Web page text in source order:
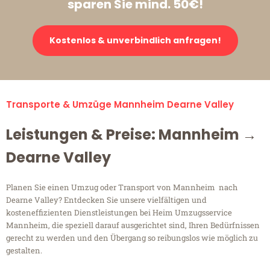
sparen Sie mind. 50€!
Kostenlos & unverbindlich anfragen!
Transporte & Umzüge Mannheim Dearne Valley
Leistungen & Preise: Mannheim →
Dearne Valley
Planen Sie einen Umzug oder Transport von Mannheim nach
Dearne Valley? Entdecken Sie unsere vielfältigen und
kosteneffizienten Dienstleistungen bei Heim Umzugsservice
Mannheim, die speziell darauf ausgerichtet sind, Ihren Bedürfnissen
gerecht zu werden und den Übergang so reibungslos wie möglich zu
gestalten.